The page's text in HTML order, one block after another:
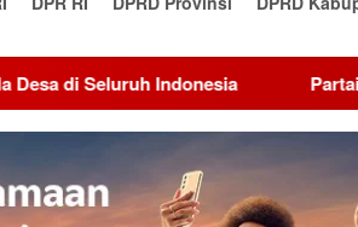
Partai Gelora Dukung